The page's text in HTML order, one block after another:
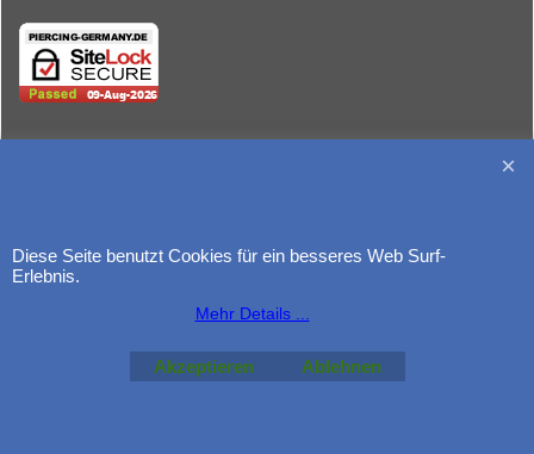
Diese Seite benutzt Cookies für ein besseres Web Surf-
Erlebnis.
Mehr Details ...
Akzeptieren Ablehnen